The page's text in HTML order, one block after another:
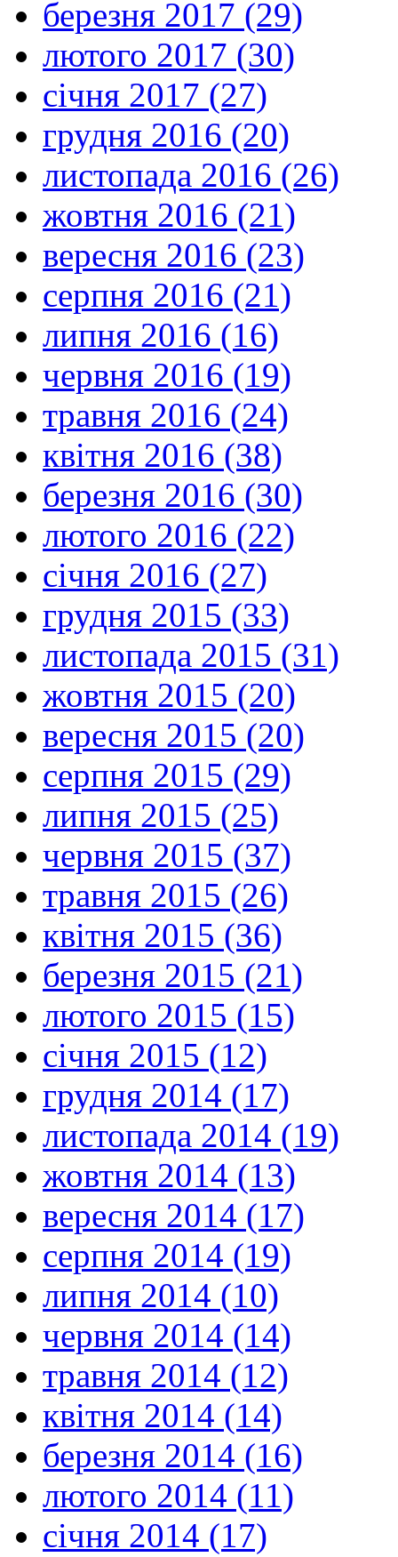
березня 2017 (29)
лютого 2017 (30)
січня 2017 (27)
грудня 2016 (20)
листопада 2016 (26)
жовтня 2016 (21)
вересня 2016 (23)
серпня 2016 (21)
липня 2016 (16)
червня 2016 (19)
травня 2016 (24)
квітня 2016 (38)
березня 2016 (30)
лютого 2016 (22)
січня 2016 (27)
грудня 2015 (33)
листопада 2015 (31)
жовтня 2015 (20)
вересня 2015 (20)
серпня 2015 (29)
липня 2015 (25)
червня 2015 (37)
травня 2015 (26)
квітня 2015 (36)
березня 2015 (21)
лютого 2015 (15)
січня 2015 (12)
грудня 2014 (17)
листопада 2014 (19)
жовтня 2014 (13)
вересня 2014 (17)
серпня 2014 (19)
липня 2014 (10)
червня 2014 (14)
травня 2014 (12)
квітня 2014 (14)
березня 2014 (16)
лютого 2014 (11)
січня 2014 (17)